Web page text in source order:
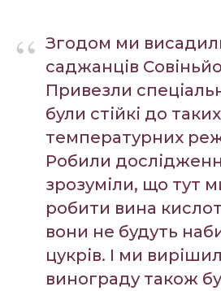
“ Згодом ми
саджанців
Привезли
були стійкі до таких
температурних
Робили
зрозуміли, що тут
робити вина
вони не будуть
цукрів. І ми
винограду також